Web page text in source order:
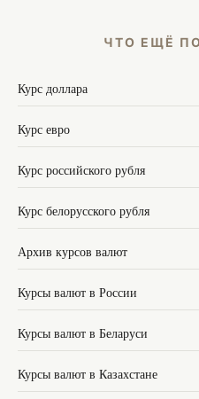
ЧТО ЕЩЁ
Курс доллара
Курс евро
Курс российского рубля
Курс белорусского рубля
Архив курсов валют
Курсы валют в России
Курсы валют в Беларуси
Курсы валют в Казахстане